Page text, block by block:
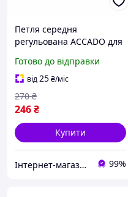
Петля середня
регульована ACCADO для
і дверей 13 система
фурнітури (комплект)
Готово до відправки
від25₴/міс
246₴
270 ₴
Купити
Інтернет-магазин запчастин до вікон, дверей, жалюзі, ролетів "WENTANA" 99%